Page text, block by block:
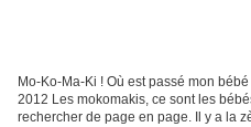
Mo-Ko-Ma-Ki ! Où est passé mon
2012 Les mokomakis, ce sont les
rechercher de page en page. Il y a la